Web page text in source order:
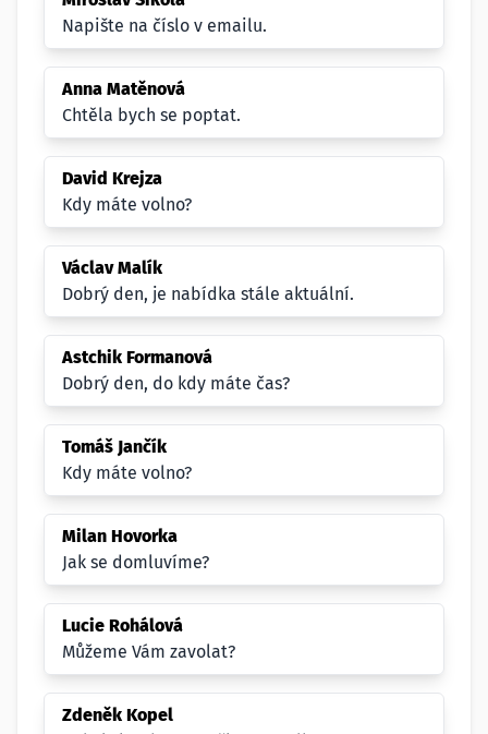
Napište na číslo v emailu.
Anna Matěnová
Chtěla bych se poptat.
David Krejza
Kdy máte volno?
Václav Malík
Dobrý den, je nabídka stále aktuální.
Astchik Formanová
Dobrý den, do kdy máte čas?
Tomáš Jančík
Kdy máte volno?
Milan Hovorka
Jak se domluvíme?
Lucie Rohálová
Můžeme Vám zavolat?
Zdeněk Kopel